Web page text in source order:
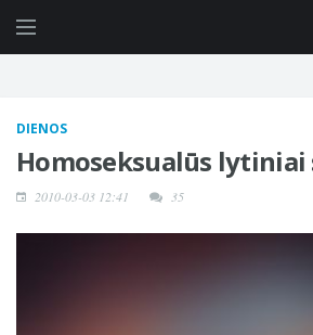
DIENOS
Homoseksualūs
2010-03-03 12:41 35